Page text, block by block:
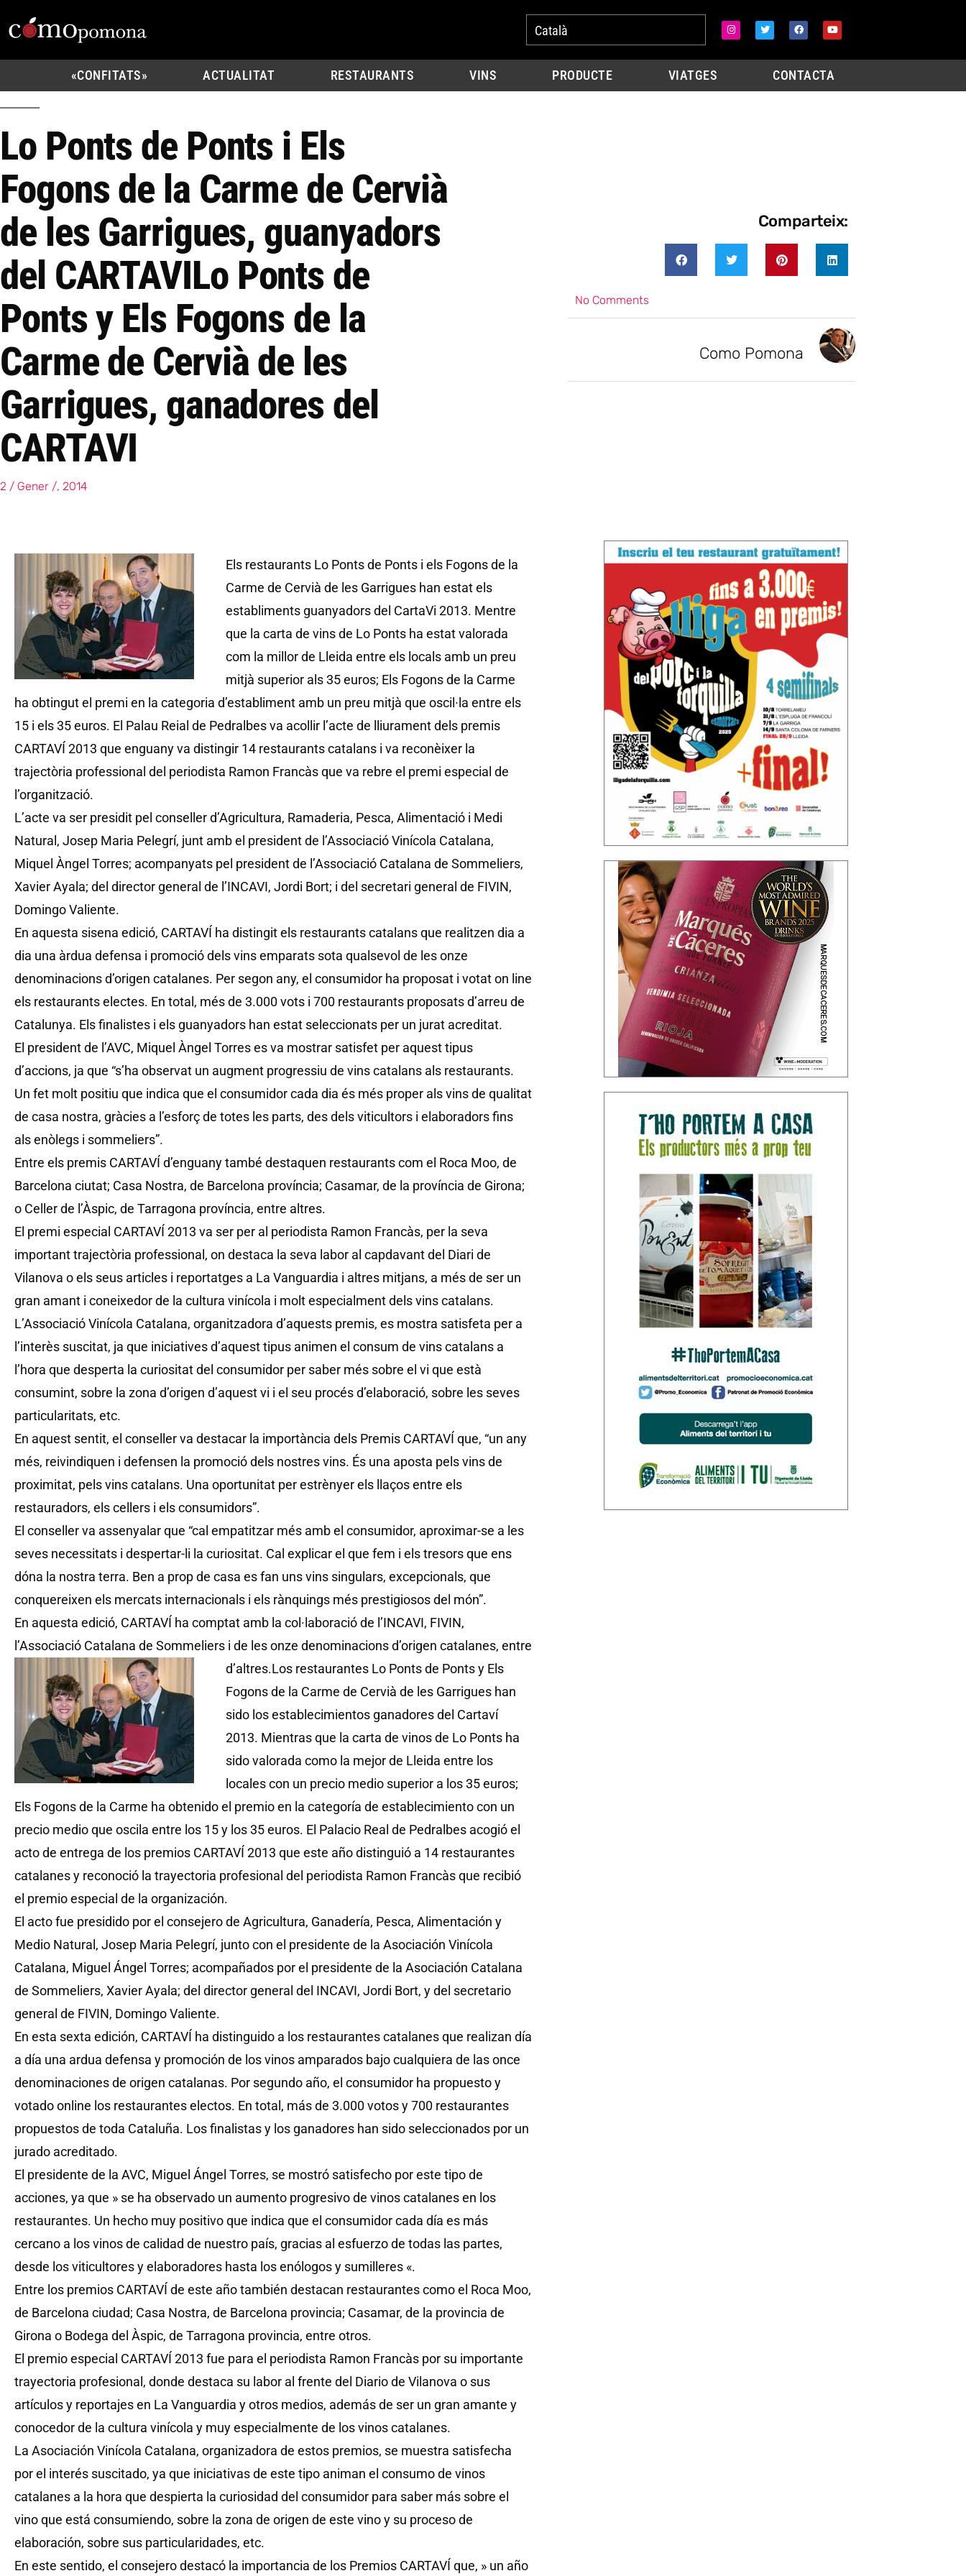
Català
«CONFITATS» ACTUALITAT RESTAURANTS VINS PRODUCTE VIATGES CONTACTA
Lo Ponts de Ponts i Els
Fogons de la Carme de Cervià
de les Garrigues, guanyadors
del CARTAVILo Ponts de
Ponts y Els Fogons de la
Carme de Cervià de les
Garrigues, ganadores del
CARTAVI
2 / Gener /, 2014
Comparteix:
No Comments
Como Pomona
Els restaurants Lo Ponts de Ponts i els Fogons de la
Carme de Cervià de les Garrigues han estat els
establiments guanyadors del CartaVi 2013. Mentre
que la carta de vins de Lo Ponts ha estat valorada
com la millor de Lleida entre els locals amb un preu
mitjà superior als 35 euros; Els Fogons de la Carme
ha obtingut el premi en la categoria d’establiment amb un preu mitjà que oscil·la entre els
15 i els 35 euros. El Palau Reial de Pedralbes va acollir l’acte de lliurament dels premis
CARTAVÍ 2013 que enguany va distingir 14 restaurants catalans i va reconèixer la
trajectòria professional del periodista Ramon Francàs que va rebre el premi especial de
l’organització.
L’acte va ser presidit pel conseller d’Agricultura, Ramaderia, Pesca, Alimentació i Medi
Natural, Josep Maria Pelegrí, junt amb el president de l’Associació Vinícola Catalana,
Miquel Àngel Torres; acompanyats pel president de l’Associació Catalana de Sommeliers,
Xavier Ayala; del director general de l’INCAVI, Jordi Bort; i del secretari general de FIVIN,
Domingo Valiente.
En aquesta sisena edició, CARTAVÍ ha distingit els restaurants catalans que realitzen dia a
dia una àrdua defensa i promoció dels vins emparats sota qualsevol de les onze
denominacions d’origen catalanes. Per segon any, el consumidor ha proposat i votat on line
els restaurants electes. En total, més de 3.000 vots i 700 restaurants proposats d’arreu de
Catalunya. Els finalistes i els guanyadors han estat seleccionats per un jurat acreditat.
El president de l’AVC, Miquel Àngel Torres es va mostrar satisfet per aquest tipus
d’accions, ja que “s’ha observat un augment progressiu de vins catalans als restaurants.
Un fet molt positiu que indica que el consumidor cada dia és més proper als vins de qualitat
de casa nostra, gràcies a l’esforç de totes les parts, des dels viticultors i elaboradors fins
als enòlegs i sommeliers”.
Entre els premis CARTAVÍ d’enguany també destaquen restaurants com el Roca Moo, de
Barcelona ciutat; Casa Nostra, de Barcelona província; Casamar, de la província de Girona;
o Celler de l’Àspic, de Tarragona província, entre altres.
El premi especial CARTAVÍ 2013 va ser per al periodista Ramon Francàs, per la seva
important trajectòria professional, on destaca la seva labor al capdavant del Diari de
Vilanova o els seus articles i reportatges a La Vanguardia i altres mitjans, a més de ser un
gran amant i coneixedor de la cultura vinícola i molt especialment dels vins catalans.
L’Associació Vinícola Catalana, organitzadora d’aquests premis, es mostra satisfeta per a
l’interès suscitat, ja que iniciatives d’aquest tipus animen el consum de vins catalans a
l’hora que desperta la curiositat del consumidor per saber més sobre el vi que està
consumint, sobre la zona d’origen d’aquest vi i el seu procés d’elaboració, sobre les seves
particularitats, etc.
En aquest sentit, el conseller va destacar la importància dels Premis CARTAVÍ que, “un any
més, reivindiquen i defensen la promoció dels nostres vins. És una aposta pels vins de
proximitat, pels vins catalans. Una oportunitat per estrènyer els llaços entre els
restauradors, els cellers i els consumidors”.
El conseller va assenyalar que “cal empatitzar més amb el consumidor, aproximar-se a les
seves necessitats i despertar-li la curiositat. Cal explicar el que fem i els tresors que ens
dóna la nostra terra. Ben a prop de casa es fan uns vins singulars, excepcionals, que
conquereixen els mercats internacionals i els rànquings més prestigiosos del món”.
En aquesta edició, CARTAVÍ ha comptat amb la col·laboració de l’INCAVI, FIVIN,
l’Associació Catalana de Sommeliers i de les onze denominacions d’origen catalanes, entre
d’altres.Los restaurantes Lo Ponts de Ponts y Els
Fogons de la Carme de Cervià de les Garrigues han
sido los establecimientos ganadores del Cartaví
2013. Mientras que la carta de vinos de Lo Ponts ha
sido valorada como la mejor de Lleida entre los
locales con un precio medio superior a los 35 euros;
Els Fogons de la Carme ha obtenido el premio en la categoría de establecimiento con un
precio medio que oscila entre los 15 y los 35 euros. El Palacio Real de Pedralbes acogió el
acto de entrega de los premios CARTAVÍ 2013 que este año distinguió a 14 restaurantes
catalanes y reconoció la trayectoria profesional del periodista Ramon Francàs que recibió
el premio especial de la organización.
El acto fue presidido por el consejero de Agricultura, Ganadería, Pesca, Alimentación y
Medio Natural, Josep Maria Pelegrí, junto con el presidente de la Asociación Vinícola
Catalana, Miguel Ángel Torres; acompañados por el presidente de la Asociación Catalana
de Sommeliers, Xavier Ayala; del director general del INCAVI, Jordi Bort, y del secretario
general de FIVIN, Domingo Valiente.
En esta sexta edición, CARTAVÍ ha distinguido a los restaurantes catalanes que realizan día
a día una ardua defensa y promoción de los vinos amparados bajo cualquiera de las once
denominaciones de origen catalanas. Por segundo año, el consumidor ha propuesto y
votado online los restaurantes electos. En total, más de 3.000 votos y 700 restaurantes
propuestos de toda Cataluña. Los finalistas y los ganadores han sido seleccionados por un
jurado acreditado.
El presidente de la AVC, Miguel Ángel Torres, se mostró satisfecho por este tipo de
acciones, ya que » se ha observado un aumento progresivo de vinos catalanes en los
restaurantes. Un hecho muy positivo que indica que el consumidor cada día es más
cercano a los vinos de calidad de nuestro país, gracias al esfuerzo de todas las partes,
desde los viticultores y elaboradores hasta los enólogos y sumilleres «.
Entre los premios CARTAVÍ de este año también destacan restaurantes como el Roca Moo,
de Barcelona ciudad; Casa Nostra, de Barcelona provincia; Casamar, de la provincia de
Girona o Bodega del Àspic, de Tarragona provincia, entre otros.
El premio especial CARTAVÍ 2013 fue para el periodista Ramon Francàs por su importante
trayectoria profesional, donde destaca su labor al frente del Diario de Vilanova o sus
artículos y reportajes en La Vanguardia y otros medios, además de ser un gran amante y
conocedor de la cultura vinícola y muy especialmente de los vinos catalanes.
La Asociación Vinícola Catalana, organizadora de estos premios, se muestra satisfecha
por el interés suscitado, ya que iniciativas de este tipo animan el consumo de vinos
catalanes a la hora que despierta la curiosidad del consumidor para saber más sobre el
vino que está consumiendo, sobre la zona de origen de este vino y su proceso de
elaboración, sobre sus particularidades, etc.
En este sentido, el consejero destacó la importancia de los Premios CARTAVÍ que, » un año